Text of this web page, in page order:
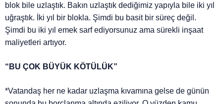
blok bile uzlaştık. Bakın uzlaştık dediğimiz yapıyla bile iki yıl
uğraştık. İki yıl bir blokla. Şimdi bu basit bir süreç değil.
Şimdi bu iki yıl emek sarf ediyorsunuz ama sürekli inşaat
maliyetleri artıyor.
“BU ÇOK BÜYÜK KÖTÜLÜK”
*Vatandaş her ne kadar uzlaşma kıvamına gelse de günün